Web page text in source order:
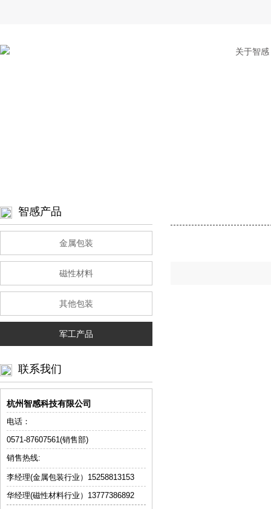
关于智感
智感产品
金属包装
磁性材料
其他包装
军工产品
联系我们
杭州智感科技有限公司
电话：
0571-87607561(销售部)
销售热线:
李经理(金属包装行业） 15258813153
华经理(磁性材料行业）13777386892